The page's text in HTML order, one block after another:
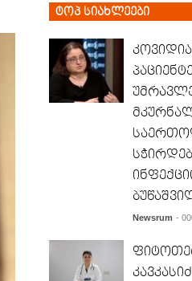
ტოპ სიახლეები
Newsrum -